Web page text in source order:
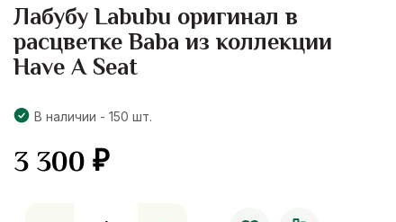
Лабубу Labubu оригинал в
расцветке Baba из коллекции
Have A Seat
В наличии - 150 шт.
3 300₽